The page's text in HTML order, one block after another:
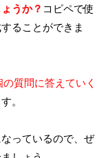
うか？ コピペで使
ることができま
質問に答えていく
。
っているので、ぜ